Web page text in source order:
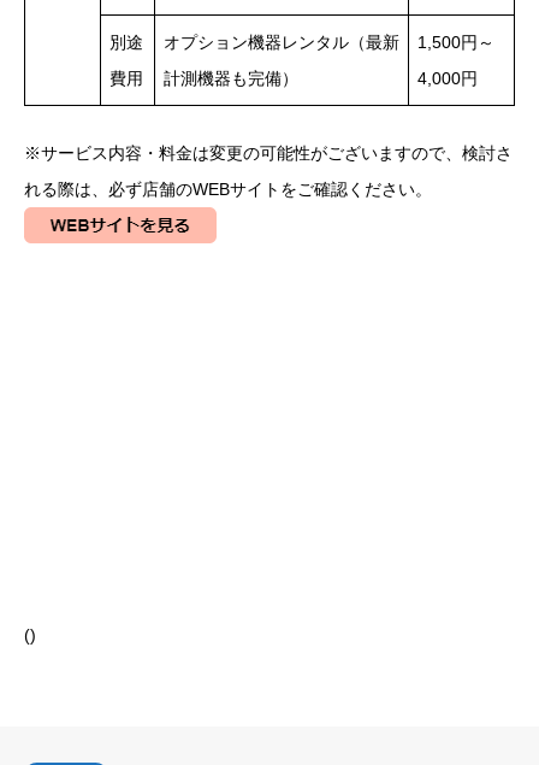
別途
費用
オプション機器レンタル（最新
計測機器も完備）
1,500円～
4,000円
※サービス内容・料金は変更の可能性がございますので、検討さ
れる際は、必ず店舗のWEBサイトをご確認ください。
()